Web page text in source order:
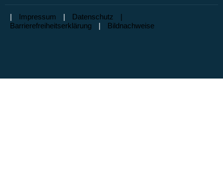
| Impressum | Datenschutz |
Barrierefreiheitserklärung | Bildnachweise